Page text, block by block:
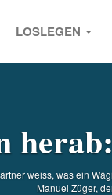
LOSLEGEN
weiss, was ein
Manuel Züger,